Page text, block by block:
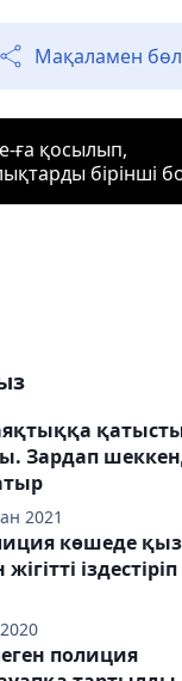
Мақаламен
ға қосылып,
бірінші
2021
Зардап
көшеде
іздестіріп
полиция